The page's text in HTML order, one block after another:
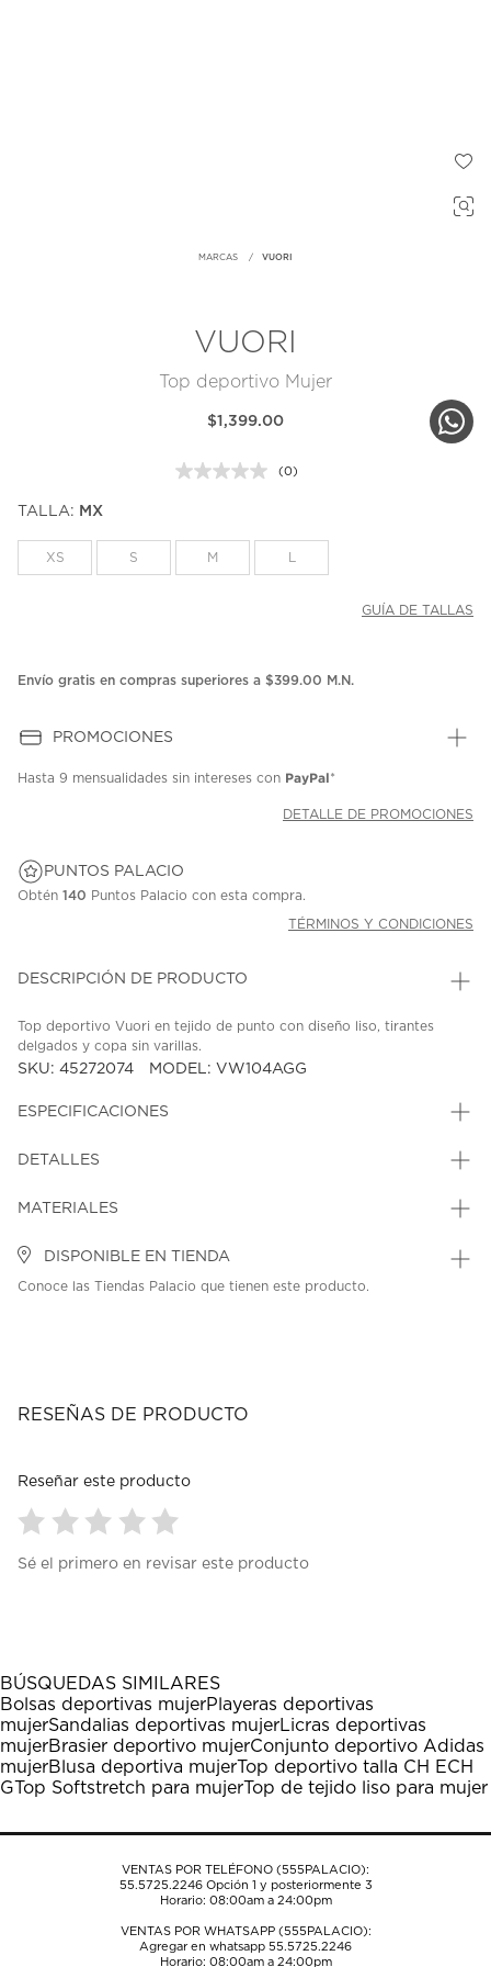
MARCAS VUORI
VUORI
Top deportivo Mujer
$1,399.00
Sin
la
misma
(0)
TALLA: MX
XS S M
GUÍA DE TALLAS
Envío gratis en compras superiores a $399.00 M.N.
PROMOCIONES
Hasta 9 mensualidades sin intereses con PayPal*
DETALLE DE PROMOCIONES
PUNTOS PALACIO
Obtén 140 Puntos Palacio con esta compra.
TÉRMINOS Y CONDICIONES
DESCRIPCIÓN DE PRODUCTO
Top deportivo Vuori en tejido de punto con diseño liso, tirantes
delgados y copa sin varillas.
SKU: 45272074 MODEL: VW104AGG
ESPECIFICACIONES
DETALLES
MATERIALES
DISPONIBLE EN TIENDA
Conoce las Tiendas Palacio que tienen este producto.
RESEÑAS DE PRODUCTO
Reseñar este producto
para
1
estrella
Esta
acción
abrirá
el
formulario
envío.
para
estrellas.
Esta
acción
abrirá
el
formulario
envío.
para
estrellas.
Esta
acción
abrirá
el
formulario
envío.
para
estrellas.
Esta
acción
abrirá
el
formulario
envío.
para
estrellas.
Esta
acción
abrirá
el
formulario
envío.
Sé el primero en revisar este producto
BÚSQUEDAS SIMILARES
Bolsas deportivas mujerPlayeras deportivas
mujerSandalias deportivas mujerLicras deportivas
mujerBrasier deportivo mujerConjunto deportivo Adidas
mujerBlusa deportiva mujerTop deportivo talla CH ECH
GTop Softstretch para mujerTop de tejido liso para mujer
VENTAS POR TELÉFONO (555PALACIO):
55.5725.2246Opción 1 y posteriormente 3
Horario: 08:00am a 24:00pm
VENTAS POR WHATSAPP (555PALACIO):
Agregar en whatsapp 55.5725.2246
Horario: 08:00am a 24:00pm